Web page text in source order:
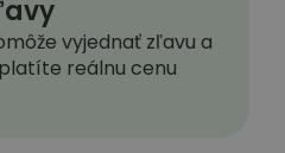
vyjednať zľavu a
reálnu cenu